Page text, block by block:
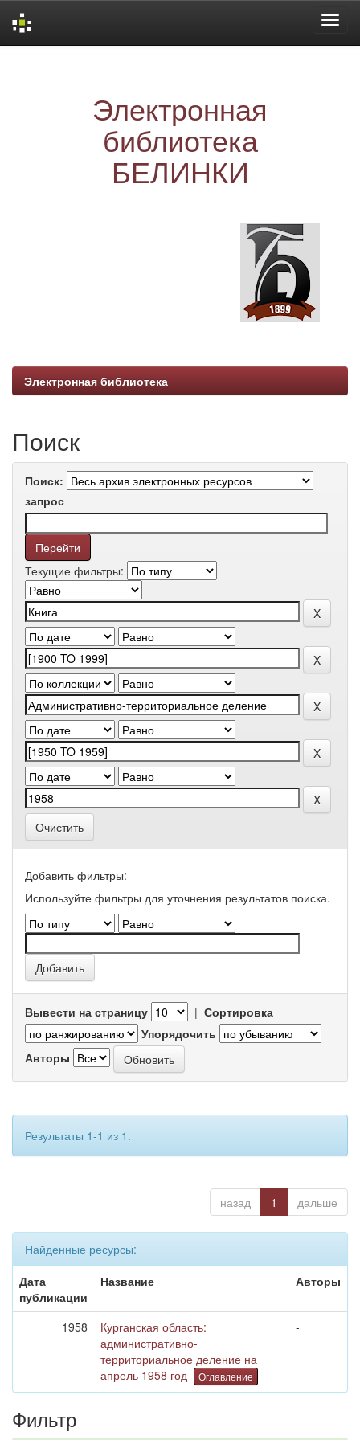
Электронная
библиотека
БЕЛИНКИ
Электронная библиотека
Поиск
Поиск:
запрос
Текущие фильтры:
Очистить
Добавить фильтры:
Используйте фильтры для уточнения результатов поиска.
Вывести на страницу | Сортировка
Упорядочить
Авторы
Результаты 1-1 из 1.
назад 1 дальше
Найденные ресурсы:
Дата
публикации
Название Авторы
1958
Курганская область:
административно-
территориальное деление на
апрель 1958 год
Оглавление
-
Фильтр